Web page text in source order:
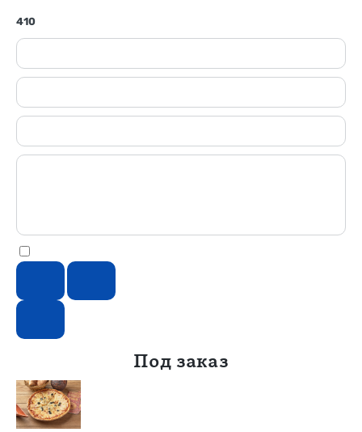
410
Под заказ